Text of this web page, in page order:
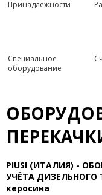
Принадлежности
Специальное
оборудование
PIUSI (ИТАЛИЯ) -
УЧЁТА ДИЗЕЛЬНОГО
керосина